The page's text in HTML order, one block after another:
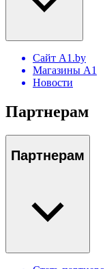
Сайт A1.by
Магазины А1
Новости
Партнерам
Партнерам